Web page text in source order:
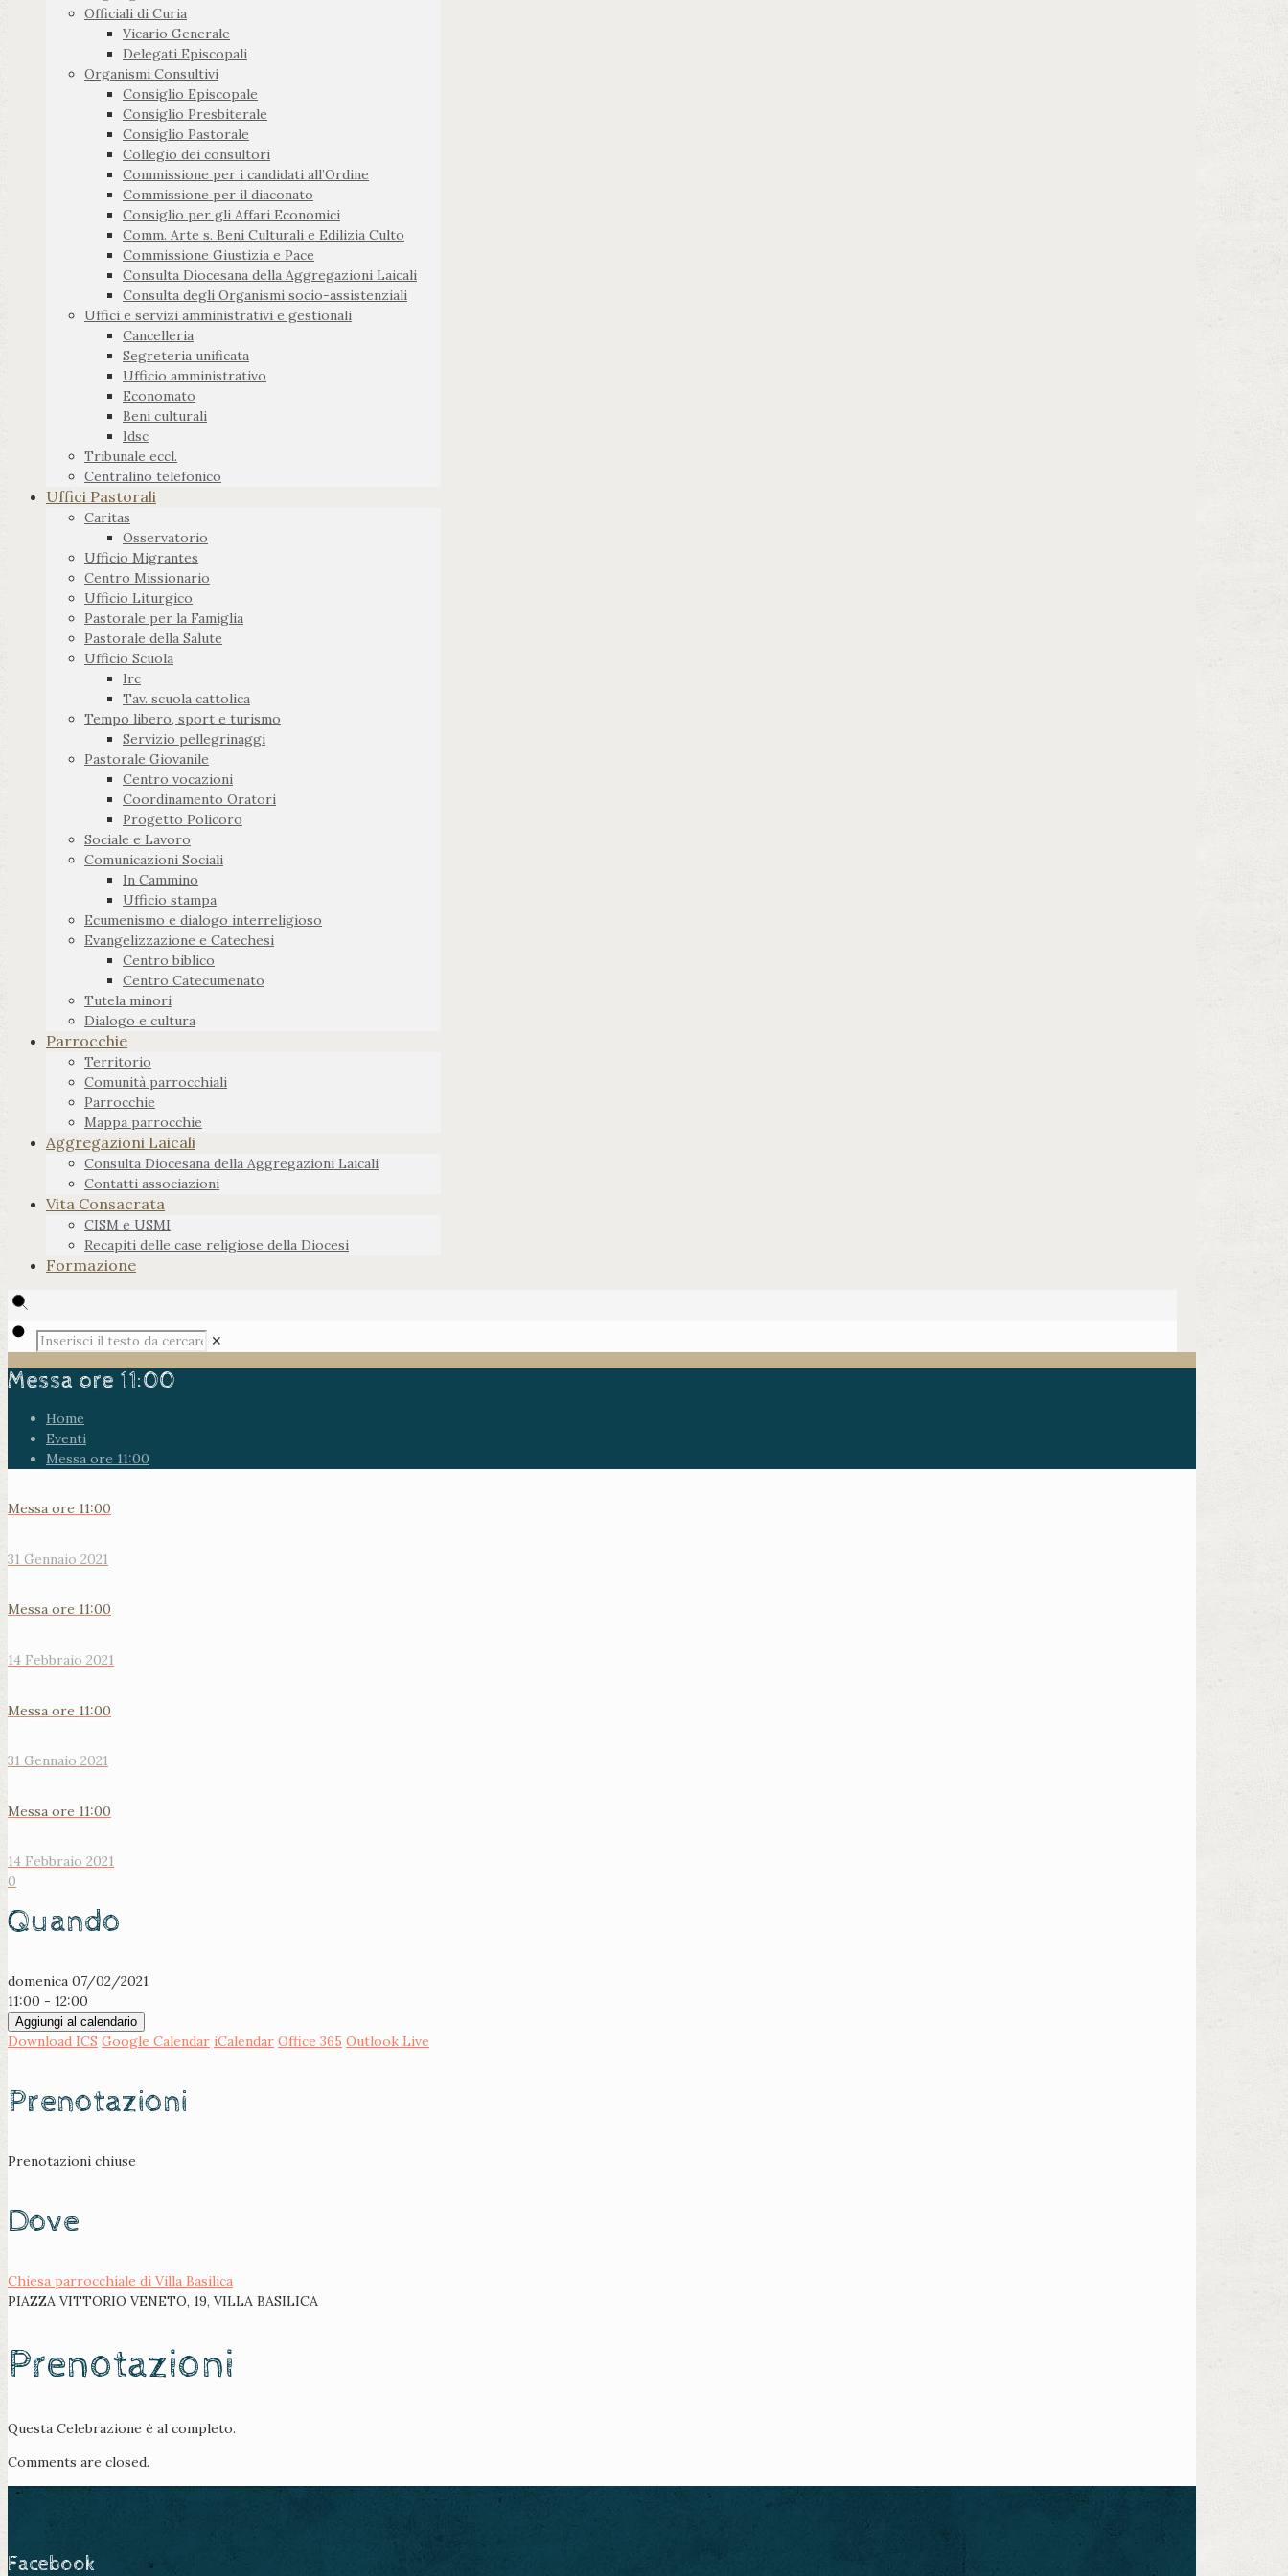
Officiali di Curia
Vicario Generale
Delegati Episcopali
Organismi Consultivi
Consiglio Episcopale
Consiglio Presbiterale
Consiglio Pastorale
Collegio dei consultori
Commissione per i candidati all’Ordine
Commissione per il diaconato
Consiglio per gli Affari Economici
Comm. Arte s. Beni Culturali e Edilizia Culto
Commissione Giustizia e Pace
Consulta Diocesana della Aggregazioni Laicali
Consulta degli Organismi socio-assistenziali
Uffici e servizi amministrativi e gestionali
Cancelleria
Segreteria unificata
Ufficio amministrativo
Economato
Beni culturali
Idsc
Tribunale eccl.
Centralino telefonico
Uffici Pastorali
Caritas
Osservatorio
Ufficio Migrantes
Centro Missionario
Ufficio Liturgico
Pastorale per la Famiglia
Pastorale della Salute
Ufficio Scuola
Irc
Tav. scuola cattolica
Tempo libero, sport e turismo
Servizio pellegrinaggi
Pastorale Giovanile
Centro vocazioni
Coordinamento Oratori
Progetto Policoro
Sociale e Lavoro
Comunicazioni Sociali
In Cammino
Ufficio stampa
Ecumenismo e dialogo interreligioso
Evangelizzazione e Catechesi
Centro biblico
Centro Catecumenato
Tutela minori
Dialogo e cultura
Parrocchie
Territorio
Comunità parrocchiali
Parrocchie
Mappa parrocchie
Aggregazioni Laicali
Consulta Diocesana della Aggregazioni Laicali
Contatti associazioni
Vita Consacrata
CISM e USMI
Recapiti delle case religiose della Diocesi
Formazione
✕
Messa ore 11:00
Home
Eventi
Messa ore 11:00
Messa ore 11:00
31 Gennaio 2021
Messa ore 11:00
14 Febbraio 2021
Messa ore 11:00
31 Gennaio 2021
Messa ore 11:00
14 Febbraio 2021
0
Quando
domenica 07/02/2021
11:00 - 12:00
Aggiungi al calendario
Download ICS Google Calendar iCalendar Office 365 Outlook Live
Prenotazioni
Prenotazioni chiuse
Dove
Chiesa parrocchiale di Villa Basilica
PIAZZA VITTORIO VENETO, 19, VILLA BASILICA
Prenotazioni
Questa Celebrazione è al completo.
Comments are closed.
Facebook